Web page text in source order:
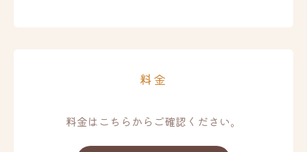
料金
料金はこちらからご確認ください。